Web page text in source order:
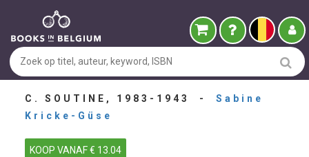
C. SOUTINE, 1983-1943 - Sabine
Kricke-Güse
KOOP VANAF € 13.04